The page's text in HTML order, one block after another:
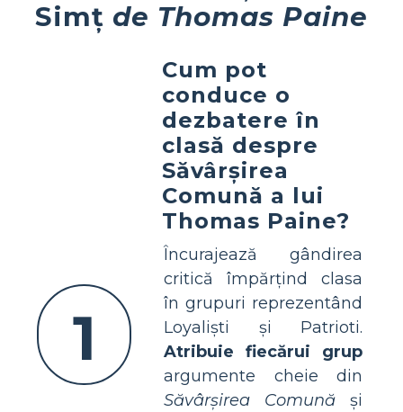
Simț de Thomas Paine
1
Cum pot
conduce o
dezbatere în
clasă despre
Săvârșirea
Comună a lui
Thomas Paine?
Încurajează gândirea
critică împărțind clasa
în grupuri reprezentând
Loyaliști și Patrioti.
Atribuie fiecărui grup
argumente cheie din
Săvârșirea Comună și